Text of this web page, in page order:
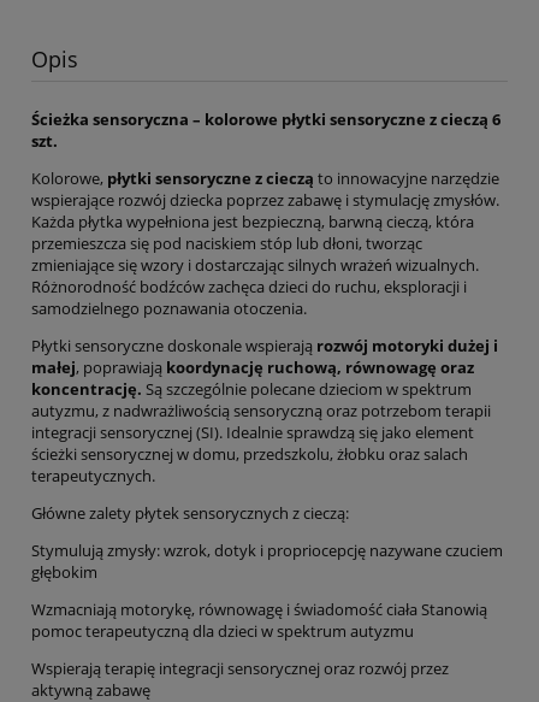
Opis
Ścieżka sensoryczna – kolorowe płytki sensoryczne z cieczą 6
szt.
Kolorowe, płytki sensoryczne z cieczą to innowacyjne narzędzie
wspierające rozwój dziecka poprzez zabawę i stymulację zmysłów.
Każda płytka wypełniona jest bezpieczną, barwną cieczą, która
przemieszcza się pod naciskiem stóp lub dłoni, tworząc
zmieniające się wzory i dostarczając silnych wrażeń wizualnych.
Różnorodność bodźców zachęca dzieci do ruchu, eksploracji i
samodzielnego poznawania otoczenia.
Płytki sensoryczne doskonale wspierają rozwój motoryki dużej i
małej, poprawiają koordynację ruchową, równowagę oraz
koncentrację. Są szczególnie polecane dzieciom w spektrum
autyzmu, z nadwrażliwością sensoryczną oraz potrzebom terapii
integracji sensorycznej (SI). Idealnie sprawdzą się jako element
ścieżki sensorycznej w domu, przedszkolu, żłobku oraz salach
terapeutycznych.
Główne zalety płytek sensorycznych z cieczą:
Stymulują zmysły: wzrok, dotyk i propriocepcję nazywane czuciem
głębokim
Wzmacniają motorykę, równowagę i świadomość ciała Stanowią
pomoc terapeutyczną dla dzieci w spektrum autyzmu
Wspierają terapię integracji sensorycznej oraz rozwój przez
aktywną zabawę